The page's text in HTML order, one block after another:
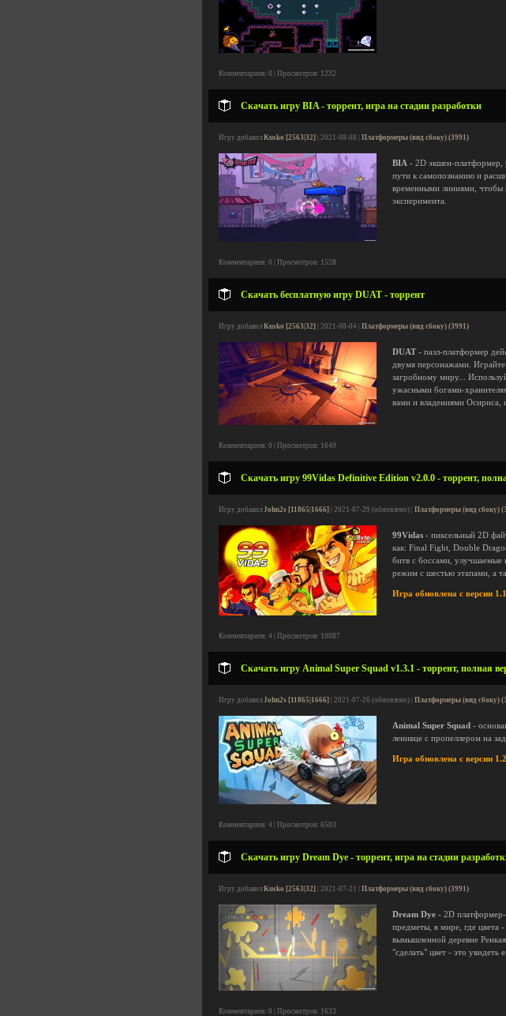
Комментариев: 0 | Просмотров: 1232
Скачать игру BIA - торрент, игра на стадии разработки
Игру добавил Kusko [2563|32] | 2021-08-08 | Платформеры (вид сбоку) (3991)
BIA - 2D экшен-платформер,
пути к самопознанию и
временными линиями, чтобы
эксперимента.
Комментариев: 0 | Просмотров: 1528
Скачать бесплатную игру DUAT - торрент
Игру добавил Kusko [2563|32] | 2021-08-04 | Платформеры (вид сбоку) (3991)
DUAT- пазл-платформер
двумя персонажами.
загробному миру...
ужасными богами-
вами и владениями Осириса,
Комментариев: 0 | Просмотров: 1649
Скачать игру 99Vidas Definitive Edition v2.0.0 - торрент,
Игру добавил John2s [11865|1666] | 2021-07-29 (обновлено) | Платформеры (вид сбоку)
99Vidas - пиксельный 2D
как: Final Fight, Double
битв с боссами, улучшаемые
режим с шестью этапами, а
Игра обновлена с версии
Комментариев: 4 | Просмотров: 10087
Скачать игру Animal Super Squad v1.3.1 - торрент, полная
Игру добавил John2s [11865|1666] | 2021-07-26 (обновлено) | Платформеры (вид сбоку)
Animal Super Squad -
ленивце с пропеллером на
Игра обновлена с версии
Комментариев: 4 | Просмотров: 6583
Скачать игру Dream Dye - торрент, игра на стадии
Игру добавил Kusko [2563|32] | 2021-07-21 | Платформеры (вид сбоку) (3991)
Dream Dye - 2D платформер-
предметы, в мире, где цвета
вымышленной деревне
"сделать" цвет - это увидеть
Комментариев: 0 | Просмотров: 1633